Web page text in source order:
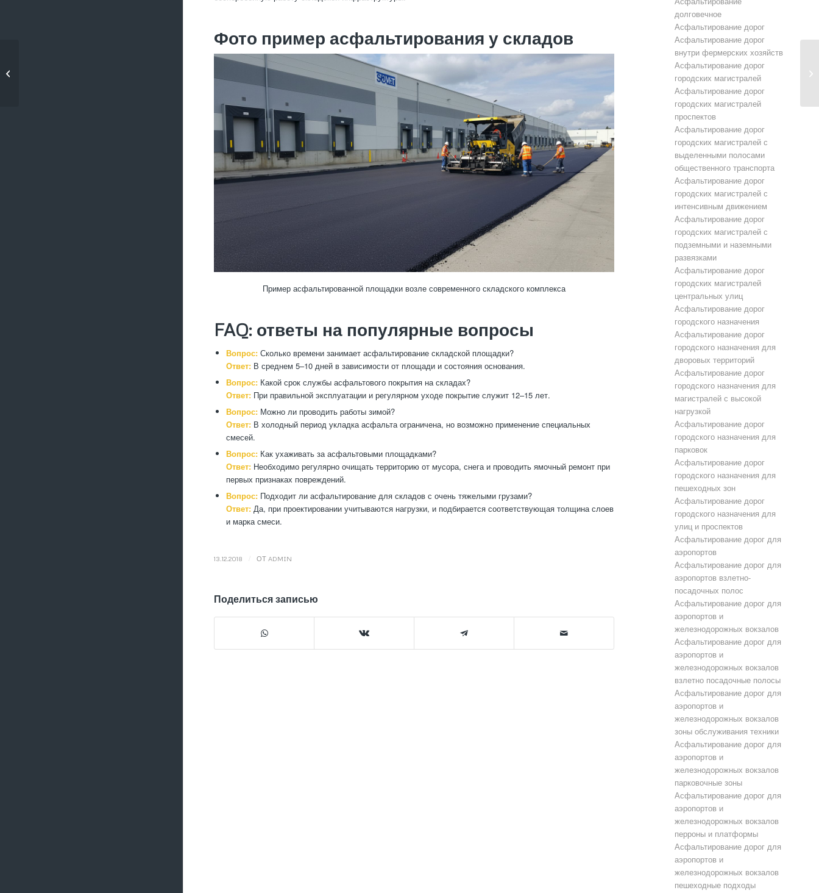
Фото пример асфальтирования у складов
Пример асфальтированной площадки возле современного складского комплекса
FAQ: ответы на популярные вопросы
Вопрос: Сколько времени занимает асфальтирование складской площадки?
Ответ: В среднем 5–10 дней в зависимости от площади и состояния основания.
Вопрос: Какой срок службы асфальтового покрытия на складах?
Ответ: При правильной эксплуатации и регулярном уходе покрытие служит 12–15 лет.
Вопрос: Можно ли проводить работы зимой?
Ответ: В холодный период укладка асфальта ограничена, но возможно применение специальных
смесей.
Вопрос: Как ухаживать за асфальтовыми площадками?
Ответ: Необходимо регулярно очищать территорию от мусора, снега и проводить ямочный ремонт при
первых признаках повреждений.
Вопрос: Подходит ли асфальтирование для складов с очень тяжелыми грузами?
Ответ: Да, при проектировании учитываются нагрузки, и подбирается соответствующая толщина слоев
и марка смеси.
13.12.2018 ОТ ADMIN
Поделиться записью
долговечное
Асфальтирование дорог
Асфальтирование дорог
внутри фермерских хозяйств
Асфальтирование дорог
городских магистралей
Асфальтирование дорог
городских магистралей
проспектов
Асфальтирование дорог
городских магистралей с
выделенными полосами
общественного транспорта
Асфальтирование дорог
городских магистралей с
интенсивным движением
Асфальтирование дорог
городских магистралей с
подземными и наземными
развязками
Асфальтирование дорог
городских магистралей
центральных улиц
Асфальтирование дорог
городского назначения
Асфальтирование дорог
городского назначения для
дворовых территорий
Асфальтирование дорог
городского назначения для
магистралей с высокой
нагрузкой
Асфальтирование дорог
городского назначения для
парковок
Асфальтирование дорог
городского назначения для
пешеходных зон
Асфальтирование дорог
городского назначения для
улиц и проспектов
Асфальтирование дорог для
аэропортов
Асфальтирование дорог для
аэропортов взлетно-
посадочных полос
Асфальтирование дорог для
аэропортов и
железнодорожных вокзалов
Асфальтирование дорог для
аэропортов и
железнодорожных вокзалов
взлетно посадочные полосы
Асфальтирование дорог для
аэропортов и
железнодорожных вокзалов
зоны обслуживания техники
Асфальтирование дорог для
аэропортов и
железнодорожных вокзалов
парковочные зоны
Асфальтирование дорог для
аэропортов и
железнодорожных вокзалов
перроны и платформы
Асфальтирование дорог для
аэропортов и
железнодорожных вокзалов
пешеходные подходы